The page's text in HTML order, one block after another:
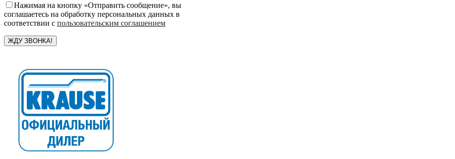
Нажимая на кнопку «Отправить сообщение», вы
соглашаетесь на обработку персональных данных в
соответствии с пользовательским соглашением